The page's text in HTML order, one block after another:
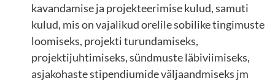
kavandamise ja projekteerimise kulud, samuti
kulud, mis on vajalikud orelile sobilike tingimuste
loomiseks, projekti turundamiseks,
projektijuhtimiseks, sündmuste läbiviimiseks,
asjakohaste stipendiumide väljaandmiseks jm